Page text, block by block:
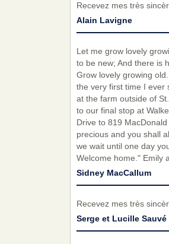
Recevez mes très
Alain Lavigne
Let me grow lovely
to be new; And there is
Grow lovely growing
the very first time I ever
at the farm outside of
to our final stop at
Drive to 819
precious and you shall
we wait until one day
Welcome home." Emily
Sidney MacCallum
Recevez mes très
Serge et Lucille Sauvé